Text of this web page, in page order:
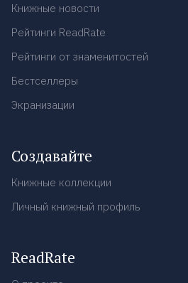
Книжные новости
Рейтинги ReadRate
Рейтинги от знаменитостей
Бестселлеры
Экранизации
Создавайте
Книжные коллекции
Личный книжный профиль
ReadRate